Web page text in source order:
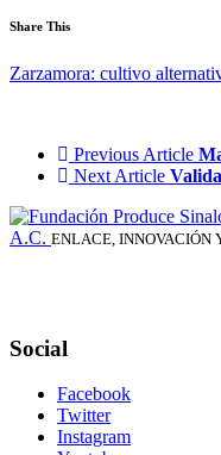
Share This
Zarzamora: cultivo
Previous Article
Next Article
A.C. ENLACE, INNOVACIÓN
Social
Facebook
Twitter
Instagram